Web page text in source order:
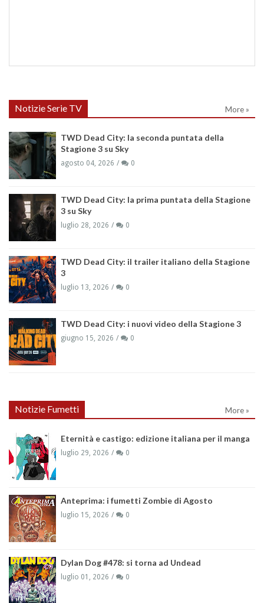
Notizie Serie TV More »
TWD Dead City: la seconda puntata della
Stagione 3 su Sky
agosto 04, 2026 0
TWD Dead City: la prima puntata della Stagione
3 su Sky
luglio 28, 2026 0
TWD Dead City: il trailer italiano della Stagione
3
luglio 13, 2026 0
TWD Dead City: i nuovi video della Stagione 3
giugno 15, 2026 0
Notizie Fumetti More »
Eternità e castigo: edizione italiana per il manga
luglio 29, 2026 0
Anteprima: i fumetti Zombie di Agosto
luglio 15, 2026 0
Dylan Dog #478: si torna ad Undead
luglio 01, 2026 0